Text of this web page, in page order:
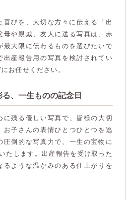
喜びを、大切な方々に伝える「出
母や親戚、友人に送る写真は、赤
最大限に伝わるものを選びたいで
出産報告用の写真を検討されてい
お任せください。
、一生ものの記念日
に残る優しい写真で、皆様の大切
お子さんの表情ひとつひとつを逃
圧倒的な写真力で、一生の宝物に
たします。出産報告を受け取った
るような温かみのある仕上がりを